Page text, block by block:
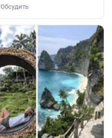
Обсудить